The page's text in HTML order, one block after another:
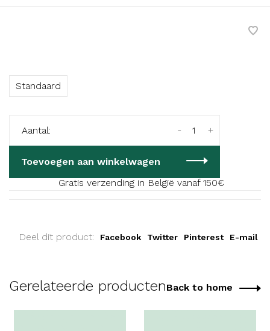
Standaard
Aantal: +
-
Toevoegen aan winkelwagen
Gratis verzending in België vanaf 150€
Deel dit product: Facebook Twitter Pinterest E-mail
Gerelateerde productenBack to home